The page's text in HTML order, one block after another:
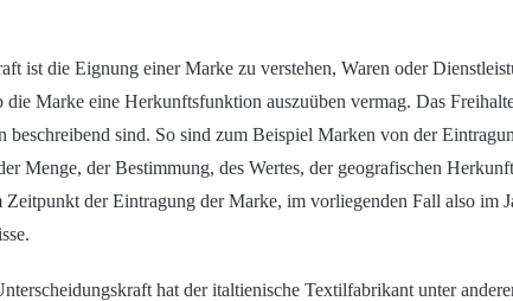
ist die Eignung einer Marke zu verstehen, Waren oder
die Marke eine Herkunftsfunktion auszuüben vermag. Das
beschreibend sind. So sind zum Beispiel Marken von der
Menge, der Bestimmung, des Wertes, der geografischen
Zeitpunkt der Eintragung der Marke, im vorliegenden Fall also
hat der italtienische Textilfabrikant unter